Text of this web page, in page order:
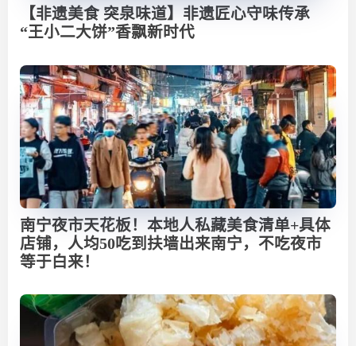
【非遗美食 突泉味道】非遗匠心守味传承
“王小二大饼”香飘新时代
南宁夜市天花板！本地人私藏美食清单+具体
店铺，人均50吃到扶墙出来南宁，不吃夜市
等于白来！